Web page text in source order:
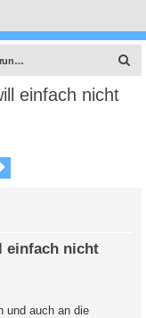
Überschuss Steuerung, Anlagenüberwachung, Anbindung an die Heizung, API Schnittstelle und vieles Andere mehr.
einfach nicht
einfach nicht
und auch an die